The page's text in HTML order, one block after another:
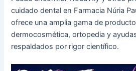
cuidado dental en Farmacia Núria
ofrece una amplia gama de
dermocosmética, ortopedia y
respaldados por rigor científico.